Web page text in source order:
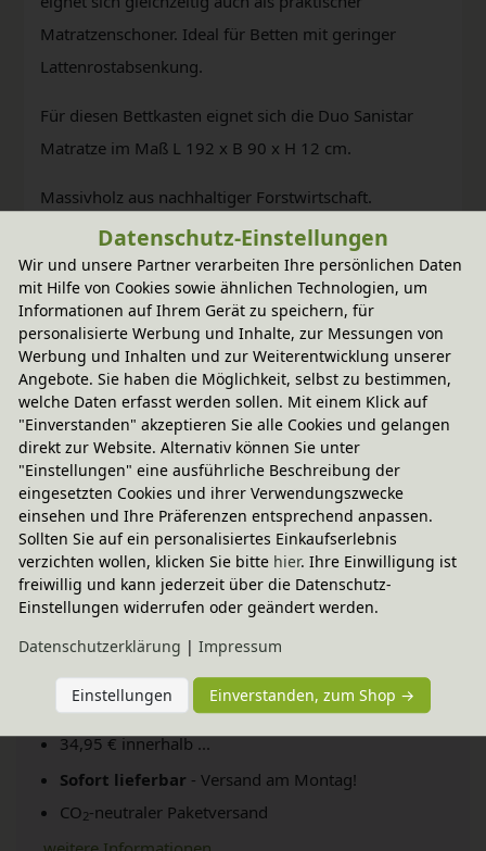
Matratzenschoner. Ideal für Betten mit geringer
Lattenrostabsenkung.
Für diesen Bettkasten eignet sich die Duo Sanistar
Matratze im Maß L 192 x B 90 x H 12 cm.
Massivholz aus nachhaltiger Forstwirtschaft.
BioKinder Möbel werden aus massivem Erlenholz
(natur) und Kiefernholz (weiß und bunt lasiert)
gefertigt. Die natürliche Beschaffenheit jedes
Möbelstücks wird durch bioola® nature Öl bzw.
bioola® colour Lasur aus natürlichen Erd- und
Mineralpigmenten und pflanzlichem Carnaubawachs
erhalten und weiter veredelt.
Fairer Paketversand
34,95 € innerhalb ...
Sofort lieferbar - Versand am Montag!
CO2-neutraler Paketversand
Datenschutz-Einstellungen
Wir und unsere Partner verarbeiten Ihre persönlichen Daten
mit Hilfe von Cookies sowie ähnlichen Technologien, um
Informationen auf Ihrem Gerät zu speichern, für
personalisierte Werbung und Inhalte, zur Messungen von
Werbung und Inhalten und zur Weiterentwicklung unserer
Angebote. Sie haben die Möglichkeit, selbst zu bestimmen,
welche Daten erfasst werden sollen. Mit einem Klick auf
"Einverstanden" akzeptieren Sie alle Cookies und gelangen
direkt zur Website. Alternativ können Sie unter
"Einstellungen" eine ausführliche Beschreibung der
eingesetzten Cookies und ihrer Verwendungszwecke
einsehen und Ihre Präferenzen entsprechend anpassen.
Sollten Sie auf ein personalisiertes Einkaufserlebnis
verzichten wollen, klicken Sie bitte hier. Ihre Einwilligung ist
freiwillig und kann jederzeit über die Datenschutz-
Einstellungen widerrufen oder geändert werden.
Daten­schutz­erklärung | Impressum
Einstellungen Einverstanden, zum Shop →